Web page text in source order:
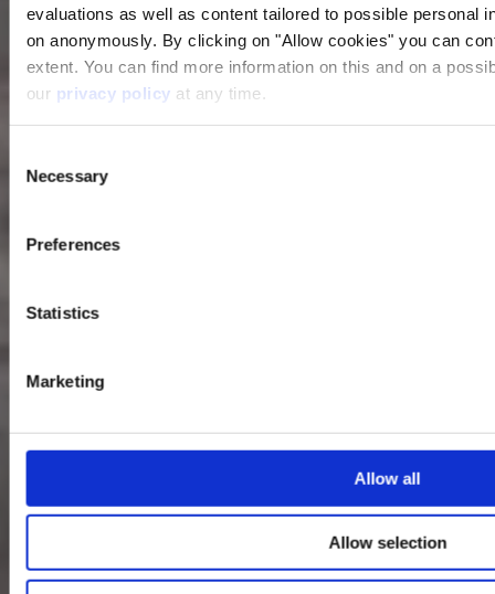
evaluations as well as content tailored to possible personal
on anonymously. By clicking on "Allow cookies" you can
extent. You can find more information on this and on a
our privacy policy at any time.
Selection
Necessary
Preferences
Statistics
Marketing
Allow all
Allow selection